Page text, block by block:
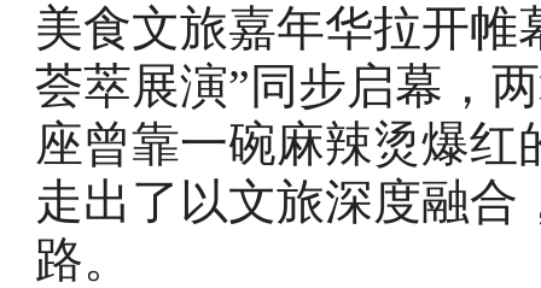
美食文旅嘉年华拉开帷
荟萃展演”同步启幕，
座曾靠一碗麻辣烫爆
走出了以文旅深度融
路。